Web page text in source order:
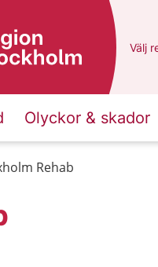
Du
Välj
Olyckor & skador
Rehab